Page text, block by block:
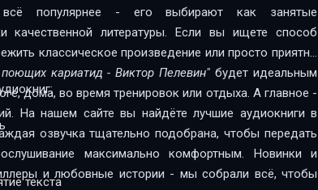
всё популярнее - его выбирают как занятые
литературы. Если вы ищете способ
классическое произведение или просто приятно
кариатид - Виктор Пелевин" будет идеальным
дома, во время тренировок или отдыха. А главное -
На нашем сайте вы найдёте лучшие аудиокниги в
озвучка тщательно подобрана, чтобы передать
максимально комфортным. Новинки и
и любовные истории - мы собрали всё, чтобы
текста